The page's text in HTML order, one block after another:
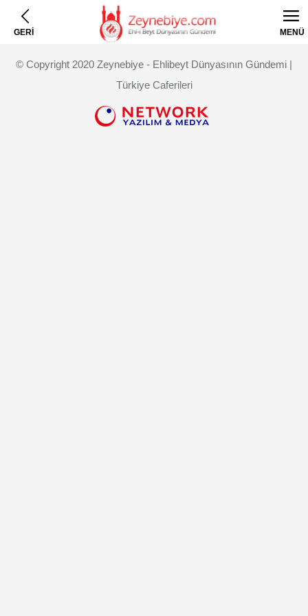
GERİ MENÜ
© Copyright 2020 Zeynebiye - Ehlibeyt Dünyasının Gündemi |
Türkiye Caferileri